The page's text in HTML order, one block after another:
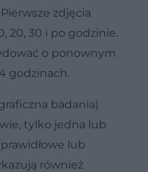
zdjęcia
20, 30 i po godzinie.
o ponownym
godzinach.
badania)
tylko jedna lub
lub
również